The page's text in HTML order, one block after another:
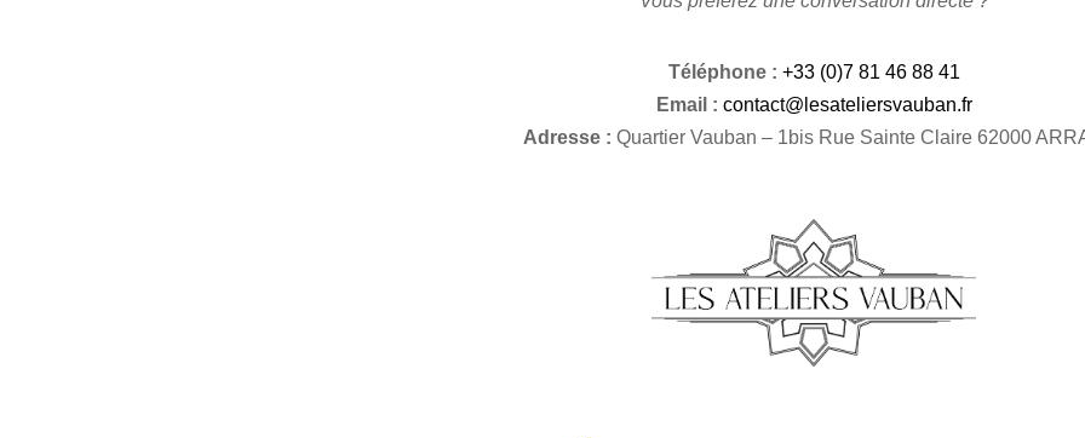
Téléphone : +33 (0)7 81 46 88 41
Email : contact@lesateliersvauban.fr
Adresse : Quartier Vauban – 1bis Rue Sainte Claire 62000